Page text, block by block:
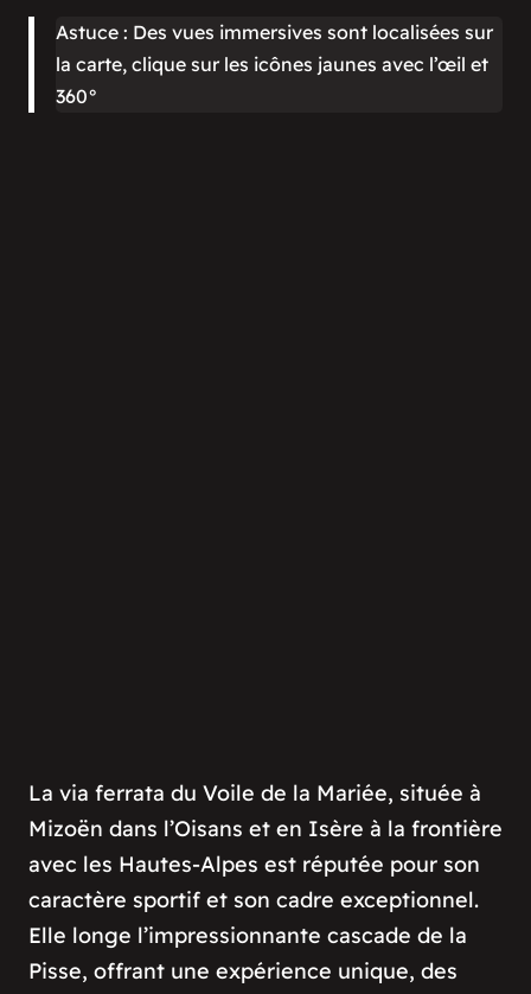
Astuce : Des vues immersives sont localisées sur
la carte, clique sur les icônes jaunes avec l’œil et
360°
La via ferrata du Voile de la Mariée, située à
Mizoën dans l’Oisans et en Isère à la frontière
avec les Hautes-Alpes est réputée pour son
caractère sportif et son cadre exceptionnel.
Elle longe l’impressionnante cascade de la
Pisse, offrant une expérience unique, des